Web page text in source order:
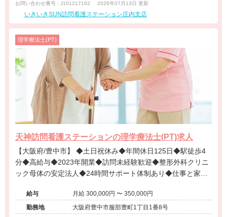
お問い合わせ番号 : J101217192 2026年07月13日 更新
いきいきSUN訪問看護ステーション庄内支店
理学療法士(PT)
天神訪問看護ステーションの理学療法士(PT)求人
【大阪府/豊中市】 ◆土日祝休み◆年間休日125日◆駅徒歩4
分◆高給与◆2023年開業◆訪問未経験歓迎◆整形外科クリニ
ック母体の安定法人◆24時間サポート体制あり◆仕事と家庭
給与
月給 300,000円 〜 350,000円
勤務地
大阪府豊中市服部豊町1丁目1番8号